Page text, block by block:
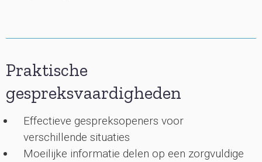
Praktische
gespreksvaardigheden
Effectieve gespreksopeners voor
verschillende situaties
Moeilijke informatie delen op een zorgvuldige